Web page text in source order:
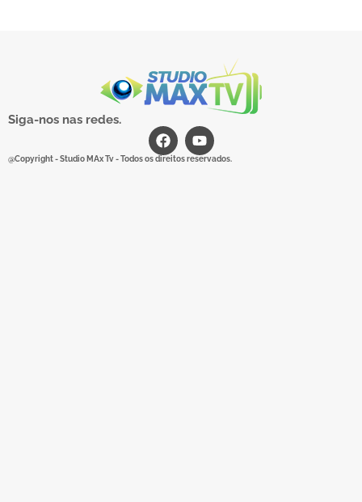
Siga-nos nas redes.
@Copyright - Studio MAx Tv - Todos os direitos reservados.